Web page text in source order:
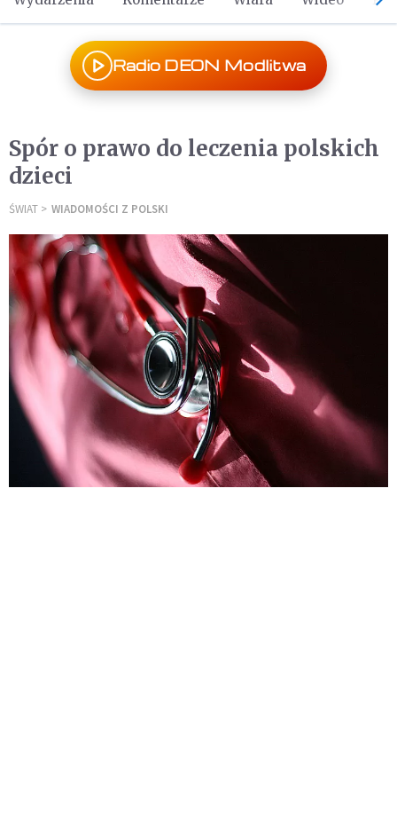
Radio DEON Modlitwa
Spór o prawo do leczenia polskich
dzieci
ŚWIAT WIADOMOŚCI Z POLSKI